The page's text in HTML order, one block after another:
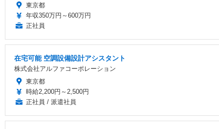
東京都
年収350万円～600万円
正社員
在宅可能 空調設備設計アシスタント
株式会社アルファコーポレーション
東京都
時給2,200円～2,500円
正社員 / 派遣社員